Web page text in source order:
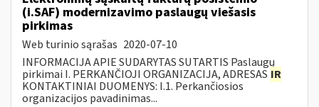
(i.SAF) modernizavimo paslaugų viešasis
pirkimas
Web turinio sąrašas 2020-07-10
INFORMACIJA APIE SUDARYTAS SUTARTIS Paslaugų
pirkimai I. PERKANČIOJI ORGANIZACIJA, ADRESAS IR
KONTAKTINIAI DUOMENYS: I.1. Perkančiosios
organizacijos pavadinimas...